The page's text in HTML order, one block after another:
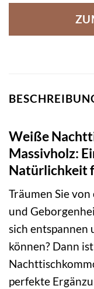
Weiße
Massivholz:
Natürlichkeit
Träumen Sie
und
sich entspannen
können? Dann
perfekte